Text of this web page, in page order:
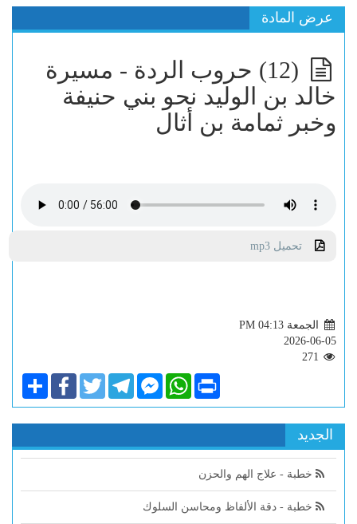
عرض المادة
(12) حروب الردة - مسيرة
خالد بن الوليد نحو بني حنيفة
وخبر ثمامة بن أثال
تحميل mp3
الجمعة PM 04:13
2026-06-05
ShareFacebookTwitterTelegramFacebook
Messenger
WhatsApp Print
الجديد
خطبة - علاج الهم والحزن
خطبة - دقة الألفاظ ومحاسن السلوك